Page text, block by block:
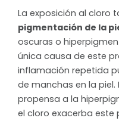
La exposición al cloro
pigmentación de la
oscuras o
única causa de este
inflamación repetida
de manchas en la piel.
propensa a la
el cloro exacerba este